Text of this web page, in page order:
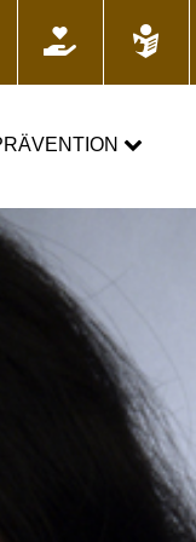
GEGEN DOPING
Presse
Blog
Termine
Downloads